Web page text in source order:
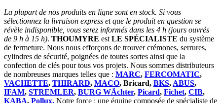
La plupart de nos produits en ligne sont en stock. Si vous
sélectionnez la livraison express et que le produit en question se
révèle indisponible, vous serez informés dans les 4 h (jours ouvrés
de 9 h à 15 h). THOUMYRE est LE SPÉCIALISTE du système
de fermeture. Nous nous efforçons de trouver crémones, serrures,
cylindres de sécurité, poignées de toutes sortes ainsi que la
confection de clés pour tous vos projets. Nous sommes distributeurs
de nombreuses marques telles que : MARC, FERCOMATIC,
VACHETTE, THIRARD, MACO, Bricard, BKS, ABUS,
IFAM, STREMLER, BURG WÄchter, Picard, Fichet, CIB,
KABA, Pollux. Notre force : une équipe composée de spécialiste de